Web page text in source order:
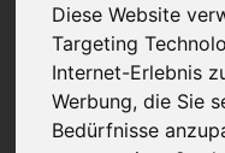
Diese Website
Targeting
Internet-Erlebnis
Werbung, die Sie
Bedürfnisse